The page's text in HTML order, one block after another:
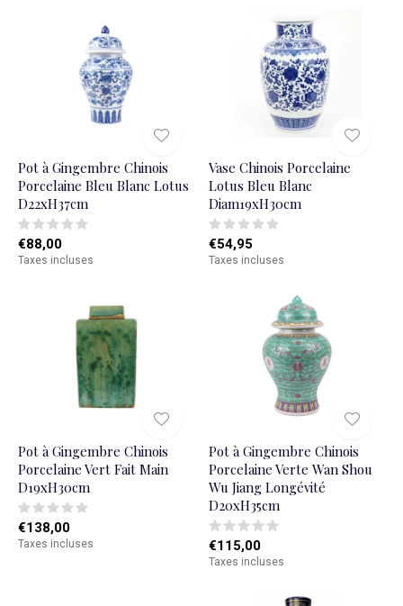
Pot à Gingembre Chinois
Porcelaine Bleu Blanc Lotus
D22xH37cm
€88,00
Taxes incluses
Vase Chinois Porcelaine
Lotus Bleu Blanc
Diam19xH30cm
€54,95
Taxes incluses
Pot à Gingembre Chinois
Porcelaine Vert Fait Main
D19xH30cm
€138,00
Taxes incluses
Pot à Gingembre Chinois
Porcelaine Verte Wan Shou
Wu Jiang Longévité
D20xH35cm
€115,00
Taxes incluses